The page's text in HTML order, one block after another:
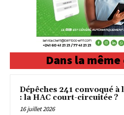
Dans la
Dépêches 241 convoqué à
: la HAC court-circuitée ?
16 juillet 2026